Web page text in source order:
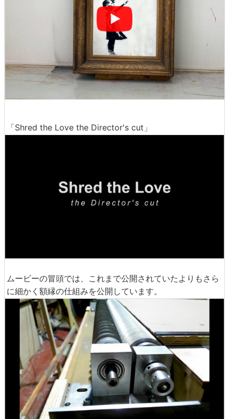
「Shred the Love the Director's cut」
ムービーの冒頭では、これまで公開されていたよりもさら
に細かく額縁の仕組みを公開しています。